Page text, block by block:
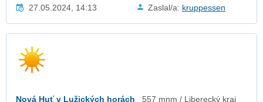
27.05.2024, 14:13 Zaslal/a: kruppessen
Nová Huť v Lužických horách 557 mnm / Liberecký kraj